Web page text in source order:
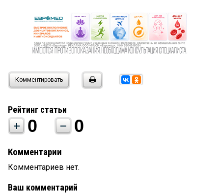
Комментировать
Рейтинг статьи
0 0
Комментарии
Комментариев нет.
Ваш комментарий